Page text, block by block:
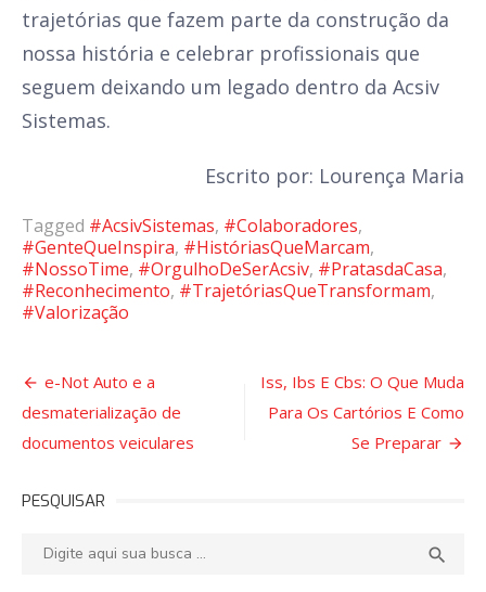
trajetórias que fazem parte da construção da
nossa história e celebrar profissionais que
seguem deixando um legado dentro da Acsiv
Sistemas.
Escrito por: Lourença Maria
Tagged #AcsivSistemas, #Colaboradores,
#GenteQueInspira, #HistóriasQueMarcam,
#NossoTime, #OrgulhoDeSerAcsiv, #PratasdaCasa,
#Reconhecimento, #TrajetóriasQueTransformam,
#Valorização
Navegação
de
Post
e-Not Auto e a
desmaterialização de
documentos veiculares
Iss, Ibs E Cbs: O Que Muda
Para Os Cartórios E Como
Se Preparar
PESQUISAR
Pesquisar: 